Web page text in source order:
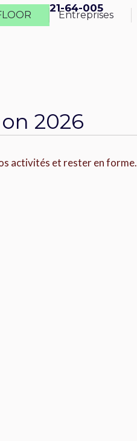
Entreprises
: 2021-64-005
2026
activités et rester en forme.
Entreprises